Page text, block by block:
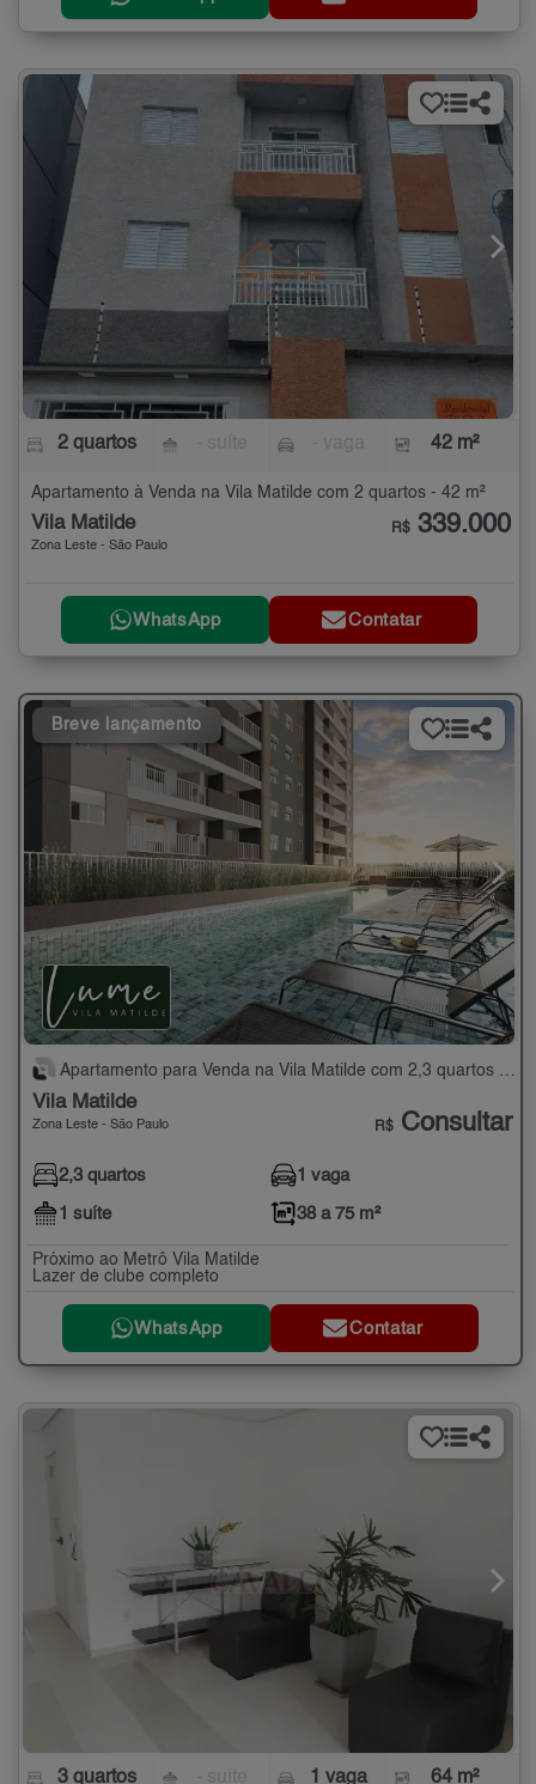
2 quartos 42 m²
Apartamento à Venda na Vila Matilde com 2 quartos - 42 m²
Vila Matilde
Zona Leste - São Paulo
R$ 339.000
WhatsApp Contatar
Breve lançamento
Apartamento para Venda na Vila Matilde com 2,3 quartos - 38 a 75 m²
Vila Matilde
Zona Leste - São Paulo R$ Consultar
2,3 quartos
1 suíte
1 vaga
38 a 75 m²
Próximo ao Metrô Vila Matilde
Lazer de clube completo
WhatsApp Contatar
3 quartos 1 vaga 64 m²